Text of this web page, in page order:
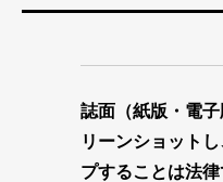
誌面（紙版・電
リーンショット
プすることは法律